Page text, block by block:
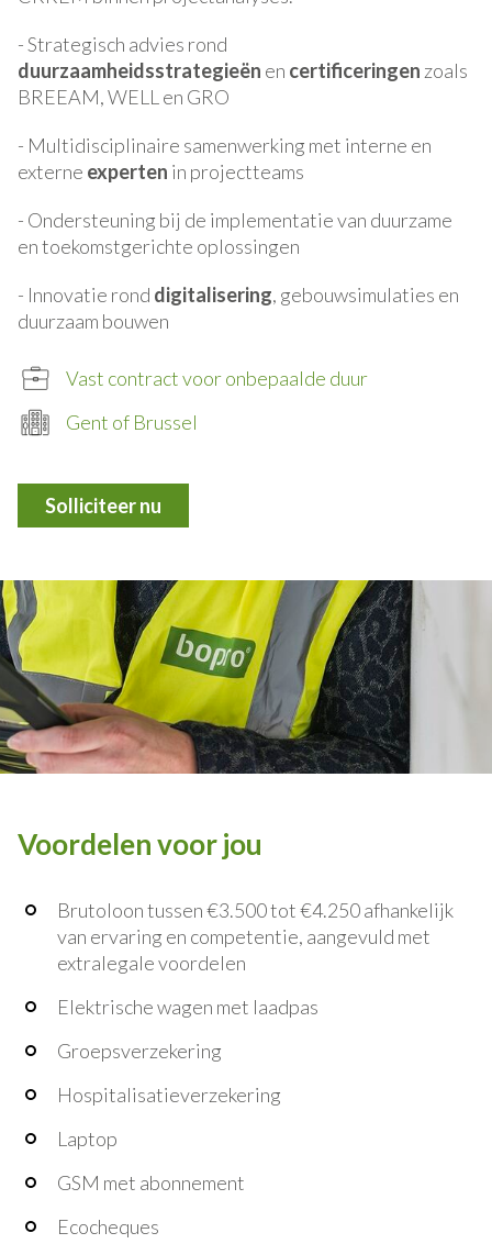
- Strategisch advies rond
duurzaamheidsstrategieën en certificeringen zoals
BREEAM, WELL en GRO
- Multidisciplinaire samenwerking met interne en
externe experten in projectteams
- Ondersteuning bij de implementatie van duurzame
en toekomstgerichte oplossingen
- Innovatie rond digitalisering, gebouwsimulaties en
duurzaam bouwen
Vast contract voor onbepaalde duur
Gent of Brussel
Solliciteer nu
Voordelen voor jou
Brutoloon tussen €3.500 tot €4.250 afhankelijk
van ervaring en competentie, aangevuld met
extralegale voordelen
Elektrische wagen met laadpas
Groepsverzekering
Hospitalisatieverzekering
Laptop
GSM met abonnement
Ecocheques